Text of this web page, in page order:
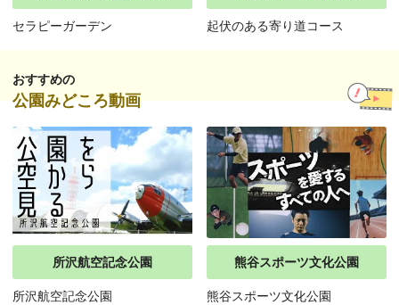
セラピーガーデン 起伏のある寄り道コース
おすすめの
公園みどころ動画
所沢航空記念公園
所沢航空記念公園
熊谷スポーツ文化公園
熊谷スポーツ文化公園